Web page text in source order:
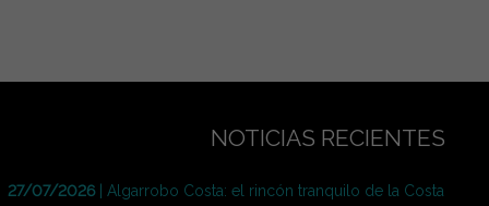
NOTICIAS RECIENTES
27/07/2026| Algarrobo Costa: el rincón tranquilo de la Costa